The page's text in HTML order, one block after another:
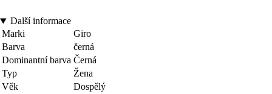
Další informace
Marki
Giro
Barva
černá
Dominantní barva Černá
Typ
Žena
Věk
Dospělý